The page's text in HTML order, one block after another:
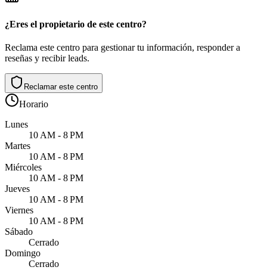
¿Eres el propietario de este centro?
Reclama este centro para gestionar tu información, responder a
reseñas y recibir leads.
Reclamar este centro
Horario
Lunes
10 AM - 8 PM
Martes
10 AM - 8 PM
Miércoles
10 AM - 8 PM
Jueves
10 AM - 8 PM
Viernes
10 AM - 8 PM
Sábado
Cerrado
Domingo
Cerrado